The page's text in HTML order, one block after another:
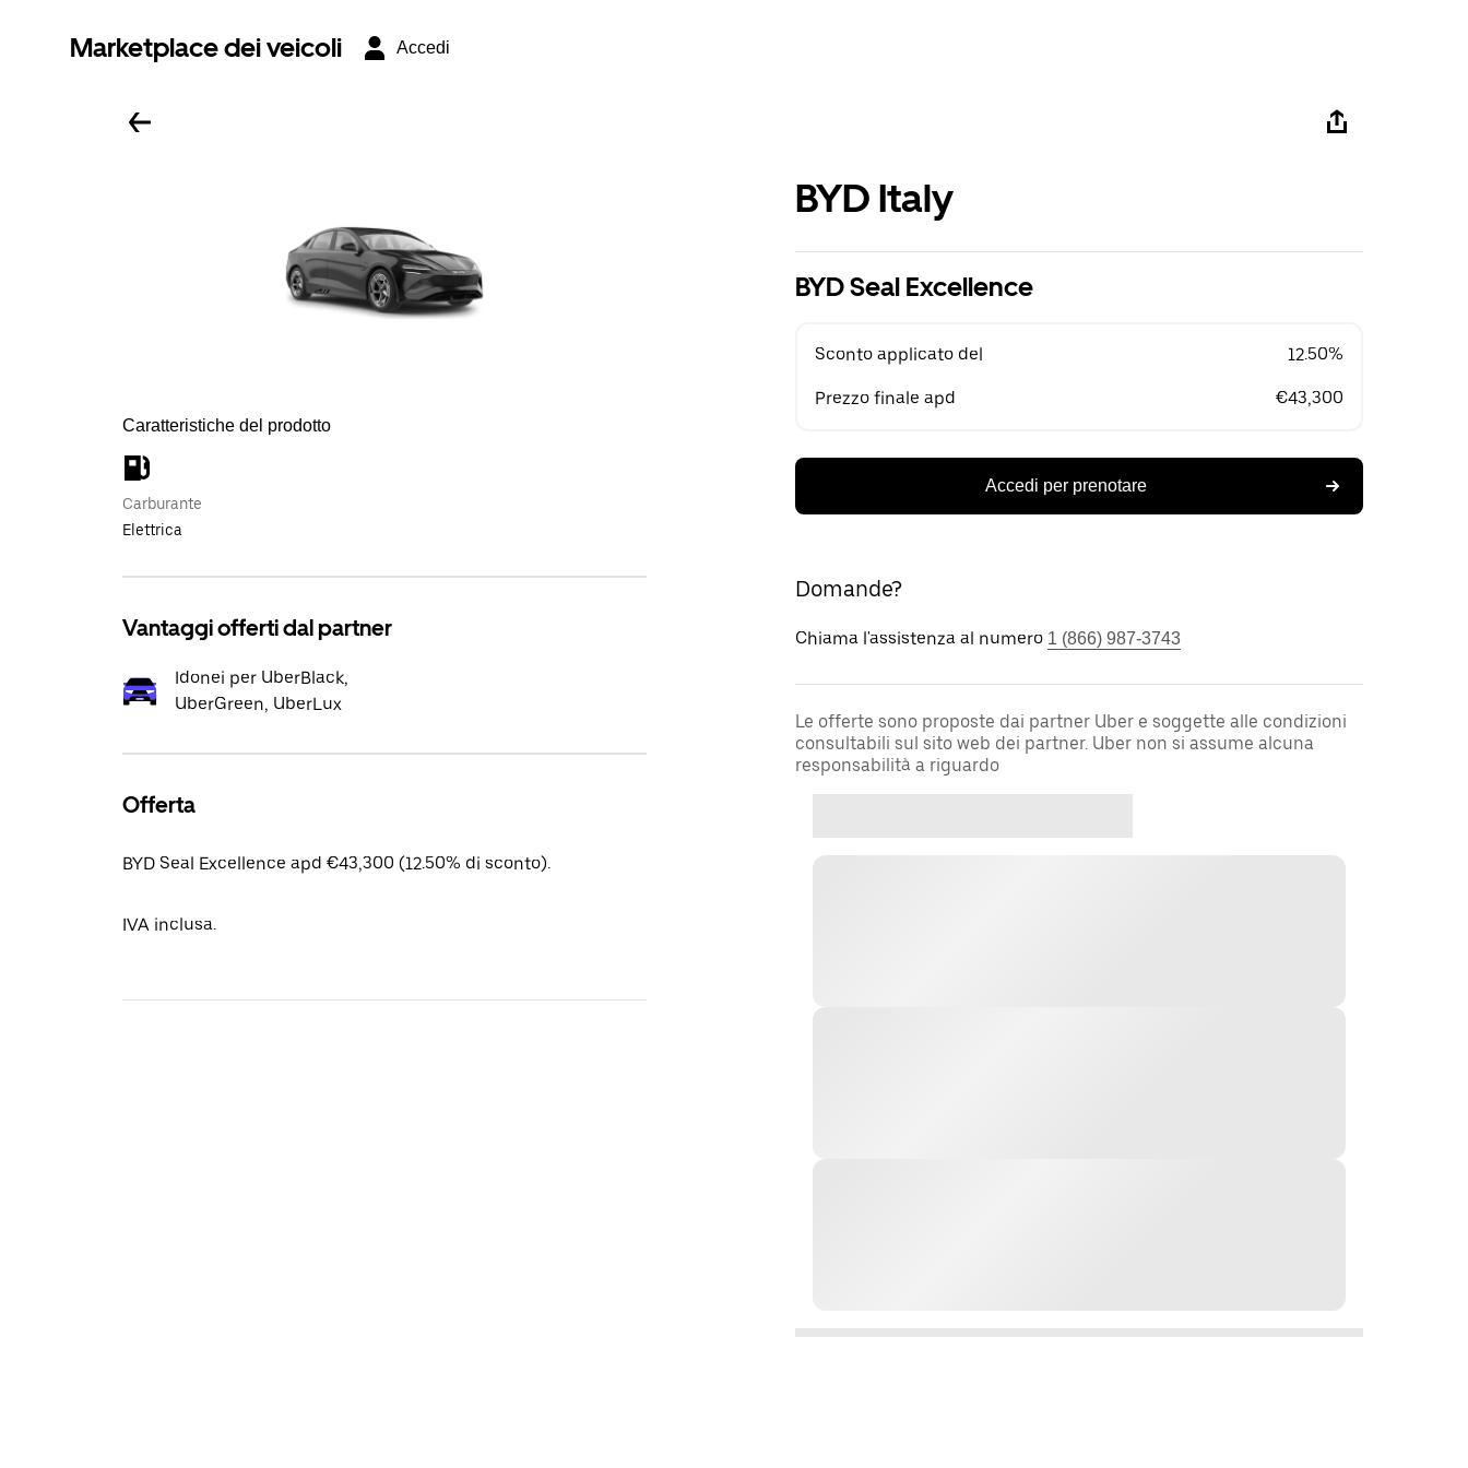
Marketplace dei veicoli Accedi
Caratteristiche del prodotto
Carburante
Elettrica
Vantaggi offerti dal partner
Idonei per UberBlack,
UberGreen, UberLux
Offerta
BYD Seal Excellence apd €43,300 (12.50% di sconto).
IVA inclusa.
BYD Italy
BYD Seal Excellence
Sconto applicato del 12.50%
Prezzo finale apd €43,300
Accedi per prenotare
Domande?
Chiama l'assistenza al numero 1 (866) 987-3743
Le offerte sono proposte dai partner Uber e soggette alle condizioni
consultabili sul sito web dei partner. Uber non si assume alcuna
responsabilità a riguardo